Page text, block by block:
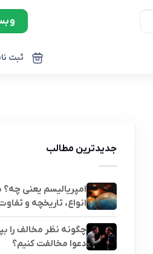
ثبت
جدیدترین مطالب
امپریالیسم یعنی
انواع، تاریخچه و
چگونه نظر مخالف را
دعوا مخالفت کنیم؟